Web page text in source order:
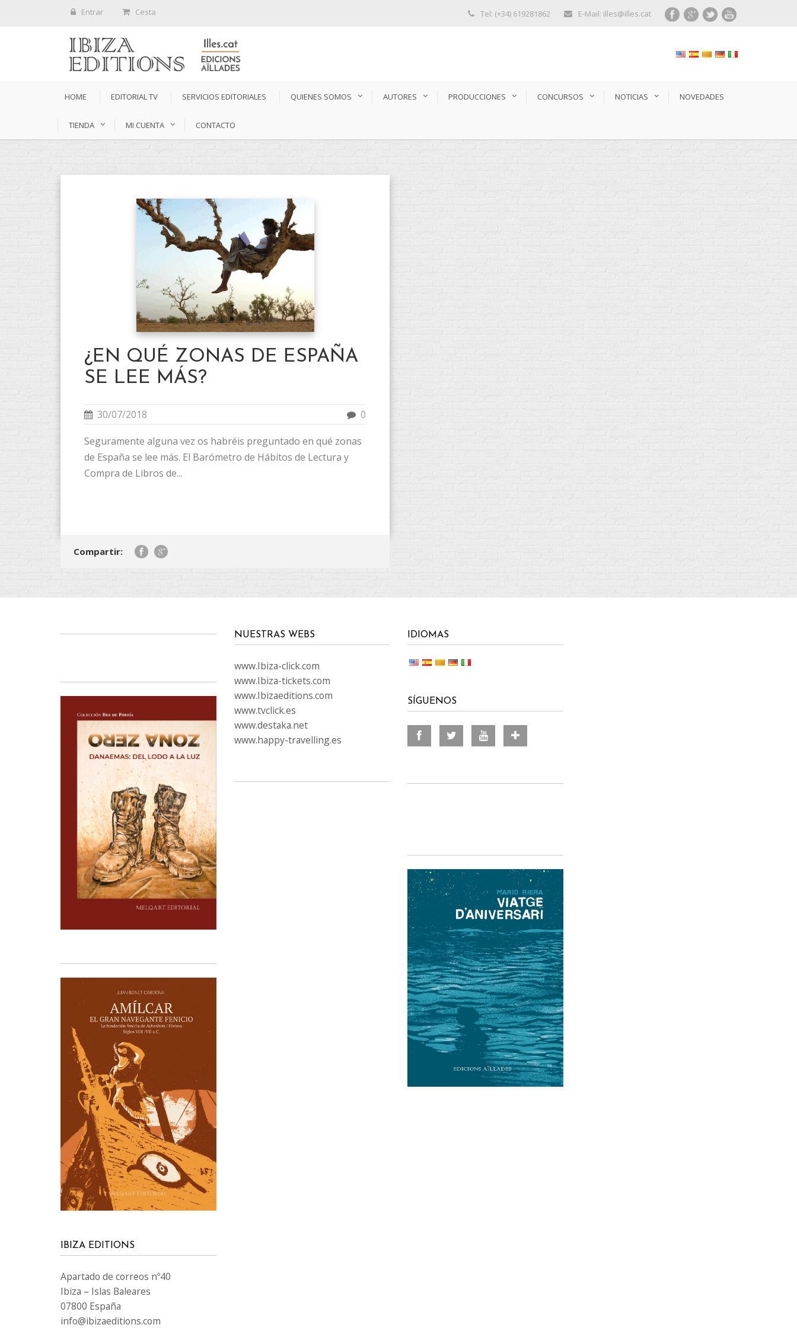
Entrar Cesta Tel: (+34) 619281862 E-Mail: illes@illes.cat
HOME EDITORIAL TV SERVICIOS EDITORIALES QUIENES SOMOS AUTORES PRODUCCIONES CONCURSOS NOTICIAS NOVEDADES
TIENDA MI CUENTA CONTACTO
¿EN QUÉ ZONAS DE ESPAÑA
SE LEE MÁS?
30/07/2018 0
Seguramente alguna vez os habréis preguntado en qué zonas
de España se lee más. El Barómetro de Hábitos de Lectura y
Compra de Libros de...
Compartir:
IBIZA EDITIONS
Apartado de correos nº40
Ibiza – Islas Baleares
07800 España
info@ibizaeditions.com
NUESTRAS WEBS
www.Ibiza-click.com
www.Ibiza-tickets.com
www.Ibizaeditions.com
www.tvclick.es
www.destaka.net
www.happy-travelling.es
IDIOMAS
SÍGUENOS